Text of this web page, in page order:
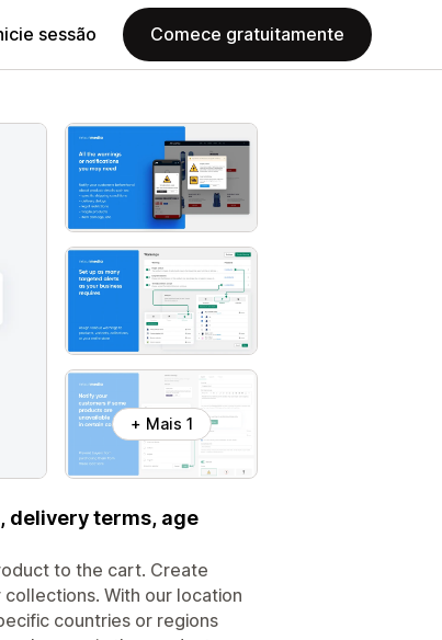
sessão Comece gratuitamente
+ Mais 1
delivery terms, age
to the cart. Create
With our location
countries or regions